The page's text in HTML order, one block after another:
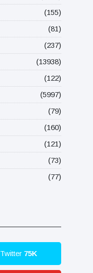
(155)
(81)
(237)
(13938)
(122)
(5997)
(79)
(160)
(121)
(73)
(77)
Twitter 75K